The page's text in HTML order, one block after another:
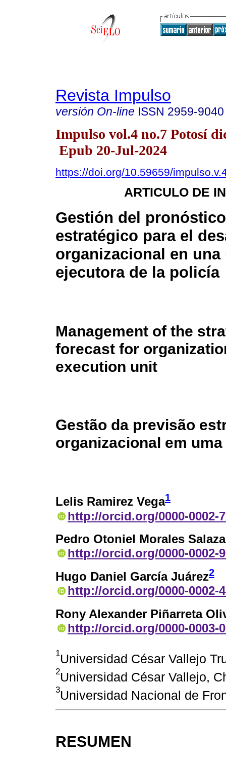
Revista Impulso
versión On-line ISSN 2959-9040
Impulso vol.4 no.7 Potosí
Epub 20-Jul-2024
https://doi.org/10.59659/
ARTICULO DE
Gestión del pronóstico
estratégico para el
organizacional en una
ejecutora de la policía
Management of the
forecast for
execution unit
Gestão da previsão
organizacional em
Lelis Ramirez Vega1
http://orcid.org/0000-0002-
Pedro Otoniel Morales
http://orcid.org/0000-0002-
Hugo Daniel García Juárez2
http://orcid.org/0000-0002-
Rony Alexander Piñarreta
http://orcid.org/0000-0003-
1Universidad César Vallejo
2Universidad César Vallejo,
3Universidad Nacional de
RESUMEN